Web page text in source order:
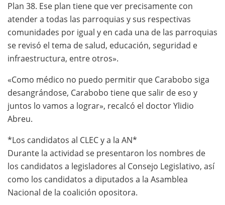
Plan 38. Ese plan tiene que ver precisamente con
atender a todas las parroquias y sus respectivas
comunidades por igual y en cada una de las parroquias
se revisó el tema de salud, educación, seguridad e
infraestructura, entre otros».
«Como médico no puedo permitir que Carabobo siga
desangrándose, Carabobo tiene que salir de eso y
juntos lo vamos a lograr», recalcó el doctor Ylidio
Abreu.
*Los candidatos al CLEC y a la AN*
Durante la actividad se presentaron los nombres de
los candidatos a legisladores al Consejo Legislativo, así
como los candidatos a diputados a la Asamblea
Nacional de la coalición opositora.